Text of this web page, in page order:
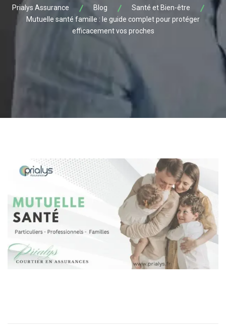
Prialys Assurance Blog
Santé et Bien-être
Mutuelle santé famille : le guide complet pour protéger
efficacement vos proches